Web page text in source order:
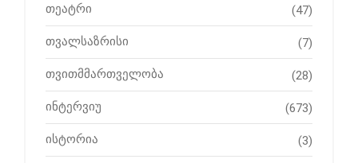
თეატრი (47)
თვალსაზრისი (7)
თვითმმართველობა (28)
ინტერვიუ (673)
ისტორია (3)